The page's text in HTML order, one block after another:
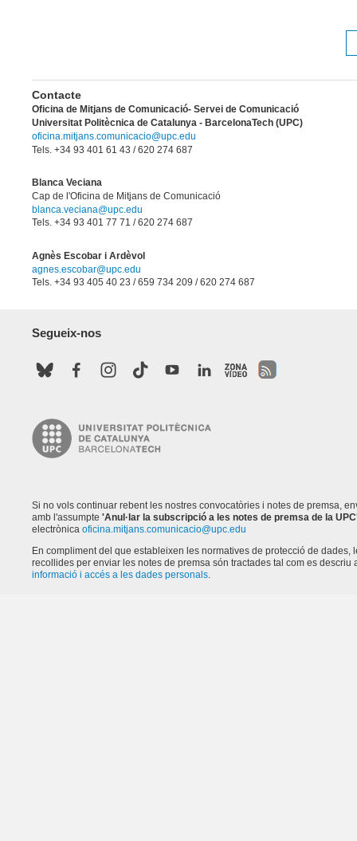
Contacte
Oficina de Mitjans de Comunicació- Servei de Comunicació
Universitat Politècnica de Catalunya - BarcelonaTech (UPC)
oficina.mitjans.comunicacio@upc.edu
Tels. +34 93 401 61 43 / 620 274 687
Blanca Veciana
Cap de l'Oficina de Mitjans de Comunicació
blanca.veciana@upc.edu
Tels. +34 93 401 77 71 / 620 274 687
Agnès Escobar i Ardèvol
agnes.escobar@upc.edu
Tels. +34 93 405 40 23 / 659 734 209 / 620 274 687
Segueix-nos
Si no vols continuar rebent les nostres convocatòries i notes de premsa,
amb l'assumpte 'Anul·lar la subscripció a les notes de premsa de la
electrònica oficina.mitjans.comunicacio@upc.edu
En compliment del que estableixen les normatives de protecció de dades,
recollides per enviar les notes de premsa són tractades tal com es descriu
informació i accés a les dades personals.